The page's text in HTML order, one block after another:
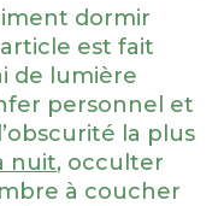
dormir
est fait
de lumière
personnel et
la plus
nuit, occulter
à coucher